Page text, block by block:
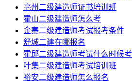
亳州二级建造师证书培训班
霍山二级建造师怎么考
金寨二级建造师考试报考条件
舒城二建在哪报名
霍邱二级建造师考试什么时候考
叶集二级建造师考试培训班
裕安二级建造师怎么报名